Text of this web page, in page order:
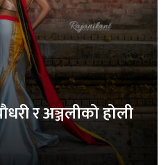
र अञ्जलीको होली